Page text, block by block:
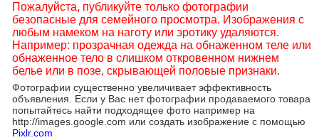
Пожалуйста, публикуйте только фотографии
безопасные для семейного просмотра. Изображения с
любым намеком на наготу или эротику удаляются.
Например: прозрачная одежда на обнаженном теле или
обнаженное тело в слишком откровенном нижнем
белье или в позе, скрывающей половые признаки.
Фотографии существенно увеличивает эффективность
объявления. Если у Вас нет фотографии продаваемого товара
попытайтесь найти подходящее фото например на
http://images.google.com или создать изображение с помощью
Pixlr.com